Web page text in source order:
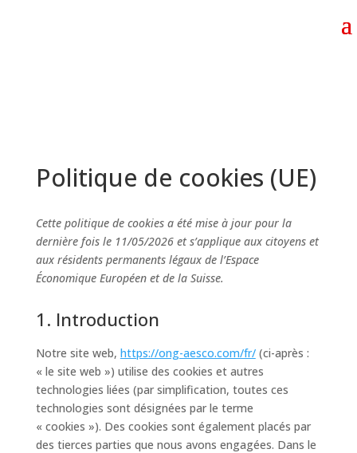
Politique de cookies (UE)
Cette politique de cookies a été mise à jour pour la
dernière fois le 11/05/2026 et s’applique aux citoyens et
aux résidents permanents légaux de l’Espace
Économique Européen et de la Suisse.
1. Introduction
Notre site web, https://ong-aesco.com/fr/(ci-après :
« le site web ») utilise des cookies et autres
technologies liées (par simplification, toutes ces
technologies sont désignées par le terme
« cookies »). Des cookies sont également placés par
des tierces parties que nous avons engagées. Dans le